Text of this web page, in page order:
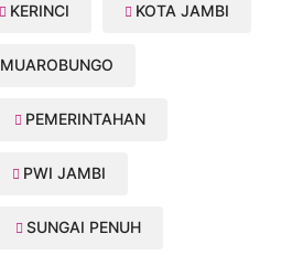
KERINCI KOTA JAMBI
MUAROBUNGO
PEMERINTAHAN
PWI JAMBI
SUNGAI PENUH